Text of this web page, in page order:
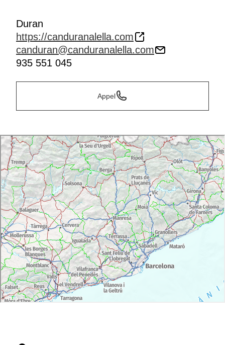
Duran
https://canduranalella.com
canduran@canduranalella.com
935 551 045
Appel